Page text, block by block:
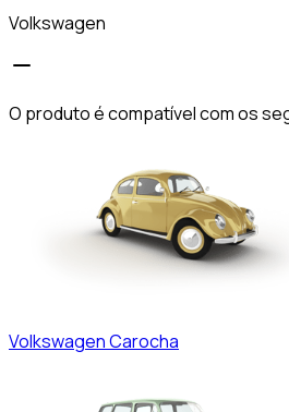
Volkswagen
O produto é compatível com os
VolkswagenCarocha